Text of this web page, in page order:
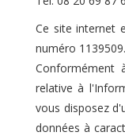
Ce site internet
numéro 1139509.
Conformément
relative à
vous disposez
données à